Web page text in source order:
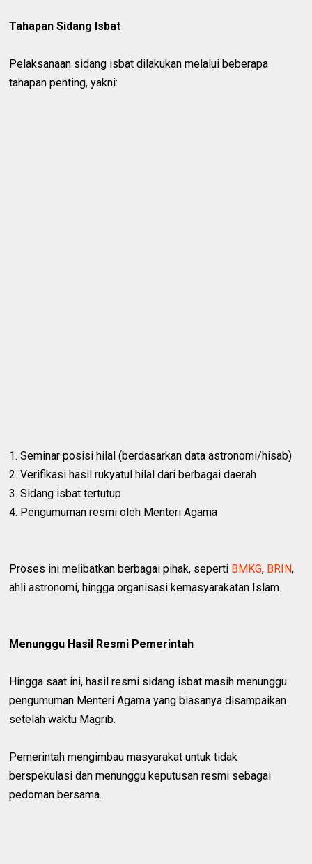
Tahapan Sidang Isbat
Pelaksanaan sidang isbat dilakukan melalui beberapa
tahapan penting, yakni:
1. Seminar posisi hilal (berdasarkan data astronomi/hisab)
2. Verifikasi hasil rukyatul hilal dari berbagai daerah
3. Sidang isbat tertutup
4. Pengumuman resmi oleh Menteri Agama
Proses ini melibatkan berbagai pihak, seperti BMKG, BRIN,
ahli astronomi, hingga organisasi kemasyarakatan Islam.
Menunggu Hasil Resmi Pemerintah
Hingga saat ini, hasil resmi sidang isbat masih menunggu
pengumuman Menteri Agama yang biasanya disampaikan
setelah waktu Magrib.
Pemerintah mengimbau masyarakat untuk tidak
berspekulasi dan menunggu keputusan resmi sebagai
pedoman bersama.